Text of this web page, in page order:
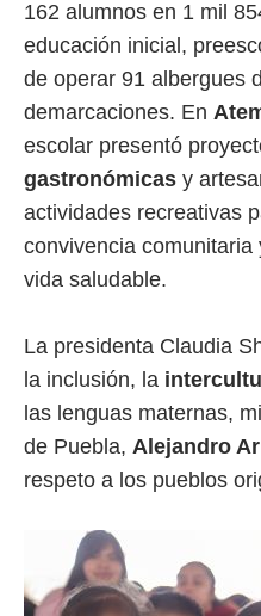
162 alumnos en 1 mil
educación inicial,
de operar 91 albergues
demarcaciones. En
escolar presentó
gastronómicas y
actividades recreativas
convivencia
vida saludable.
La presidenta Claudia
la inclusión, la
las lenguas maternas,
de Puebla, Alejandro
respeto a los pueblos